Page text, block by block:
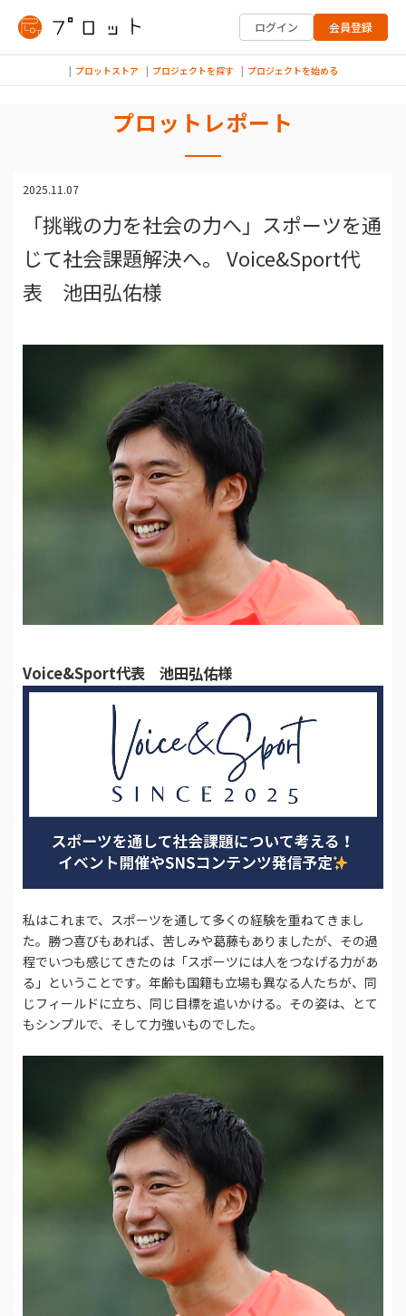
ログイン 会員登録
プロットストア プロジェクトを探す プロジェクトを始める
プロットレポート
2025.11.07
「挑戦の力を社会の力へ」スポーツを通
じて社会課題解決へ。 Voice&Sport代
表 池田弘佑様
Voice&Sport代表 池田弘佑様
私はこれまで、スポーツを通して多くの経験を重ねてきまし
た。勝つ喜びもあれば、苦しみや葛藤もありましたが、その過
程でいつも感じてきたのは「スポーツには人をつなげる力があ
る」ということです。年齢も国籍も立場も異なる人たちが、同
じフィールドに立ち、同じ目標を追いかける。その姿は、とて
もシンプルで、そして力強いものでした。